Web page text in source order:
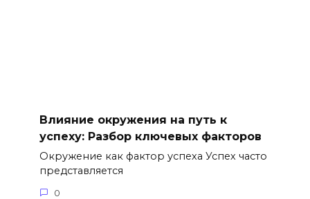
Влияние окружения на путь к
успеху: Разбор ключевых факторов
Окружение как фактор успеха Успех часто
представляется
0